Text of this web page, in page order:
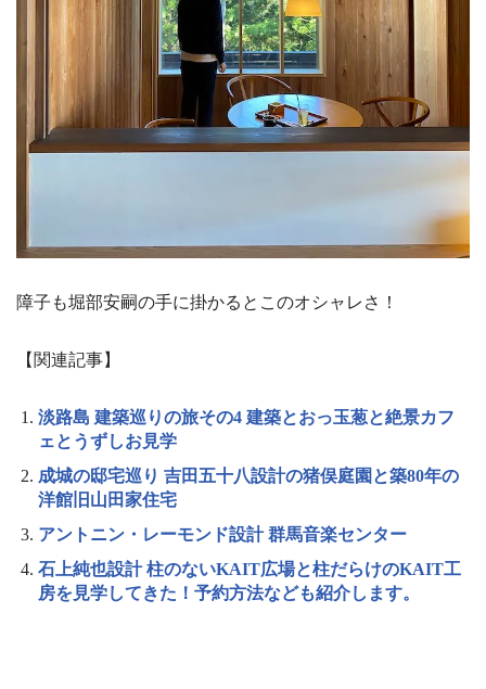
障子も堀部安嗣の手に掛かるとこのオシャレさ！
【関連記事】
淡路島 建築巡りの旅その4 建築とおっ玉葱と絶景カフ
ェとうずしお見学
成城の邸宅巡り 吉田五十八設計の猪俣庭園と築80年の
洋館旧山田家住宅
アントニン・レーモンド設計 群馬音楽センター
石上純也設計 柱のないKAIT広場と柱だらけのKAIT工
房を見学してきた！予約方法なども紹介します。